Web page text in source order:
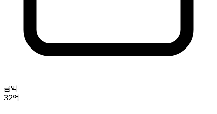
금액
32억